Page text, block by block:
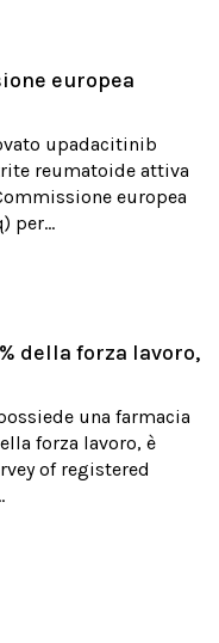
europea
upadacitinib
reumatoide attiva
europea
per...
della forza lavoro,
una farmacia
forza lavoro, è
of registered